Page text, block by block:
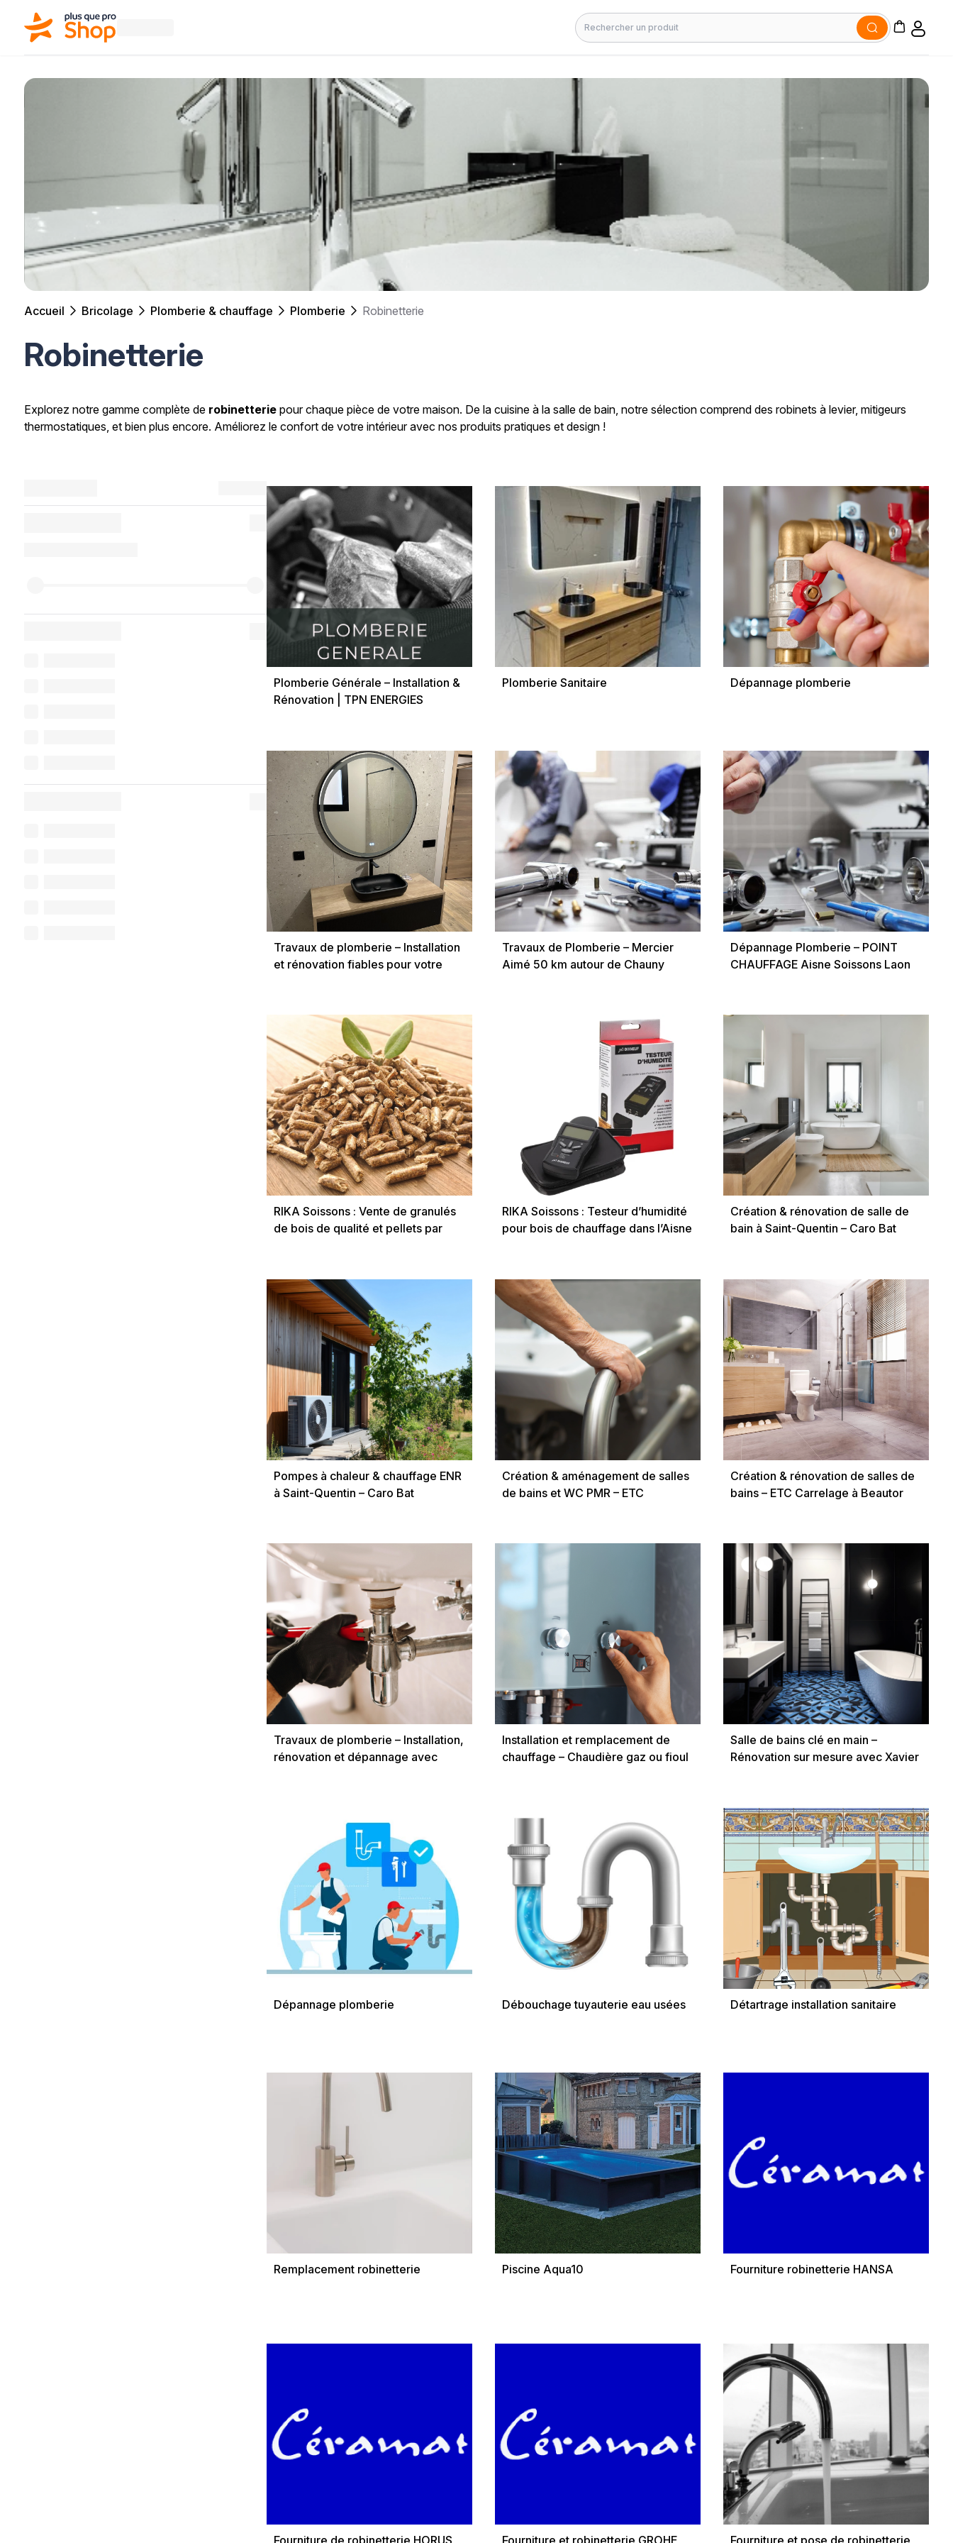
Rechercher
Accueil Bricolage Plomberie & chauffage Plomberie Robinetterie
Robinetterie
Explorez notre gamme complète de robinetterie pour chaque pièce de votre maison. De la cuisine à la salle de bain, notre sélection comprend des robinets à levier, mitigeurs
thermostatiques, et bien plus encore. Améliorez le confort de votre intérieur avec nos produits pratiques et design !
Plomberie Générale – Installation &
Rénovation | TPN ENERGIES
Plomberie Sanitaire Dépannage plomberie
Travaux de plomberie – Installation
et rénovation fiables pour votre
Travaux de Plomberie – Mercier
Aimé 50 km autour de Chauny
Dépannage Plomberie – POINT
CHAUFFAGE Aisne Soissons Laon
RIKA Soissons : Vente de granulés
de bois de qualité et pellets par
RIKA Soissons : Testeur d’humidité
pour bois de chauffage dans l’Aisne
Création & rénovation de salle de
bain à Saint-Quentin – Caro Bat
Pompes à chaleur & chauffage ENR
à Saint-Quentin – Caro Bat
Création & aménagement de salles
de bains et WC PMR – ETC
Création & rénovation de salles de
bains – ETC Carrelage à Beautor
Travaux de plomberie – Installation,
rénovation et dépannage avec
Installation et remplacement de
chauffage – Chaudière gaz ou fioul
Salle de bains clé en main –
Rénovation sur mesure avec Xavier
Dépannage plomberie Débouchage tuyauterie eau usées Détartrage installation sanitaire
Remplacement robinetterie Piscine Aqua10 Fourniture robinetterie HANSA